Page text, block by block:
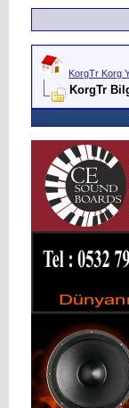
KorgTr Korg
KorgTr